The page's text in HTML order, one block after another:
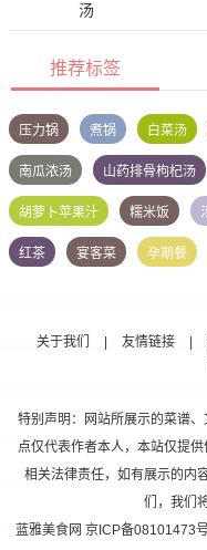
汤
推荐标签
压力锅 煮锅 白菜汤
南瓜浓汤 山药排骨枸杞汤
胡萝卜苹果汁 糯米饭
红茶 宴客菜 孕期餐
关于我们 友情链接
特别声明：网站所展示的菜谱
点仅代表作者本人，本站仅提
相关法律责任，如有展示的内
们，我们
蓝雅美食网 京ICP备08101473